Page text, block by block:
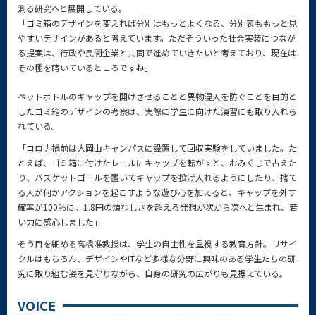
測る研究へと展開している。
「ゴミ箱のデザインを変えれば分別はもっとよくなる、分別表ももっと見
やすいデザインがあると考えています。ただそういった社会実装につなが
る提案は、行政や民間企業と共同で進めていきたいと考えており、現在は
その種を蒔いているところですね」
ペットボトルのキャップを開けさせることと異物混入を防ぐことを目的と
したゴミ箱のデザインの考察は、実際に学生に向けた演習にも取り入れら
れている。
「コロナ禍前は大岡山キャンパスに設置して回収実験をしていました。た
とえば、ゴミ箱に付けたレールにキャップを転がすと、おみくじで占えた
り、バスケットゴールを置いてキャップを投げ入れるようにしたり、捨て
る人が何かアクションを起こすような遊び心を加えると、キャップを外す
確率が100％に。1.8円の煩わしさを超える発想が次から次へと生まれ、若
い力に感心しました」
そう目を細める高橋准教授は、学生の自主性を重視する教育方針。リサイ
クルはもちろん、デザインやITなど多様な分野に興味のある学生たちの研
究に取り組む姿を見守りながら、自身の研究の広がりも見据えている。
VOICE